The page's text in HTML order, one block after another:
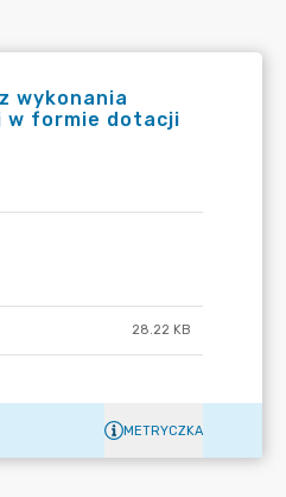
wykonania
w formie dotacji
28.22 KB
METRYCZKA